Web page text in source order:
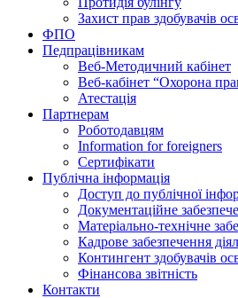
Захист прав здобувачів
ФПО
Педпрацівникам
Веб-Методичний кабінет
Веб-кабінет “Охорона
Атестація
Партнерам
Роботодавцям
Information for foreigners
Сертифікати
Публічна інформація
Доступ до публічної
Документаційне
Матеріально-технічне
Кадрове забезпечення
Контингент здобувачів
Фінансова звітність
Контакти